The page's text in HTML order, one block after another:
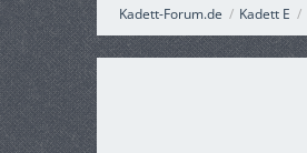
Kadett-Forum.de Kadett E